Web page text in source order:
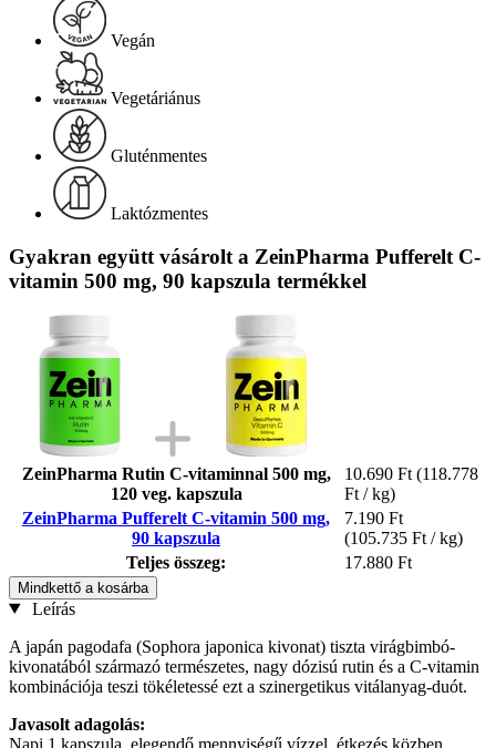
Vegán
Vegetáriánus
Gluténmentes
Laktózmentes
Gyakran együtt vásárolt a ZeinPharma Pufferelt C-
vitamin 500 mg, 90 kapszula termékkel
ZeinPharma Rutin C-vitaminnal 500 mg,
120 veg. kapszula
10.690 Ft (118.778
Ft / kg)
ZeinPharma Pufferelt C-vitamin 500 mg,
90 kapszula
7.190 Ft
(105.735 Ft / kg)
Teljes összeg:
17.880 Ft
Mindkettő a kosárba
Leírás
A japán pagodafa (Sophora japonica kivonat) tiszta virágbimbó-
kivonatából származó természetes, nagy dózisú rutin és a C-vitamin
kombinációja teszi tökéletessé ezt a szinergetikus vitálanyag-duót.
Javasolt adagolás:
Napi 1 kapszula, elegendő mennyiségű vízzel, étkezés közben